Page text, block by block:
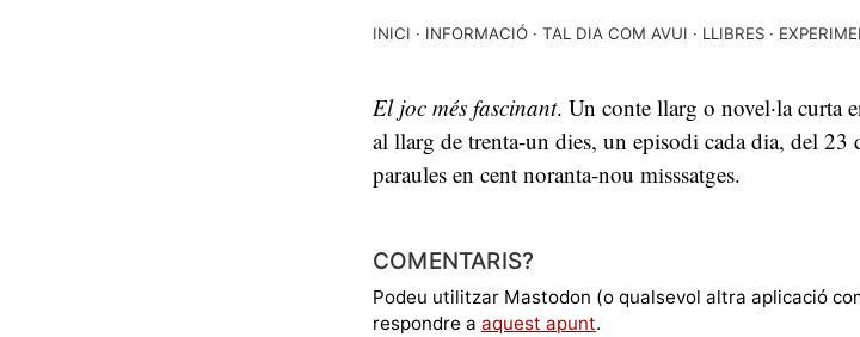
INICI INFORMACIÓ TAL DIA COM AVUI LLIBRES
El joc més fascinant. Un conte llarg o novel·la curta
al llarg de trenta-un dies, un episodi cada dia, del
paraules en cent noranta-nou misssatges.
COMENTARIS?
Podeu utilitzar Mastodon (o qualsevol altra aplicació
respondre a aquest apunt.